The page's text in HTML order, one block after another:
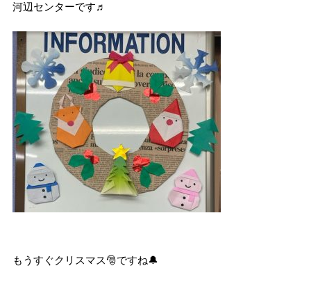
河辺センターです♬
もうすぐクリスマス🎅ですね🔔